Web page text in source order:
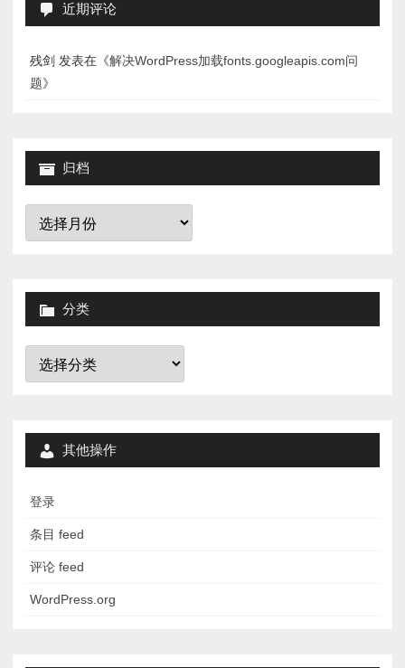
近期评论
残剑 发表在《解决WordPress加载fonts.googleapis.com问
题》
归档
归
分类
分
其他操作
登录
条目 feed
评论 feed
WordPress.org